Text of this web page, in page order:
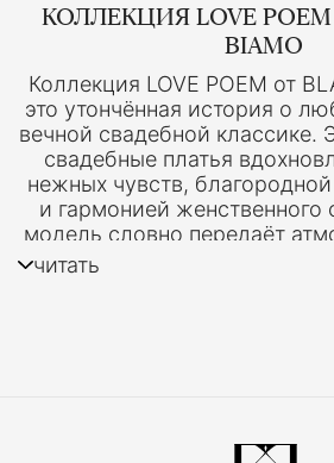
КОЛЛЕКЦИЯ LOVE
BIAMO
Коллекция LOVE POEM от
это утончённая история о
вечной свадебной классике.
свадебные платья
нежных чувств,
и гармонией женственного
модель словно передаёт
стихов о любви, где лёгкость
изысканную эстетику.
читать